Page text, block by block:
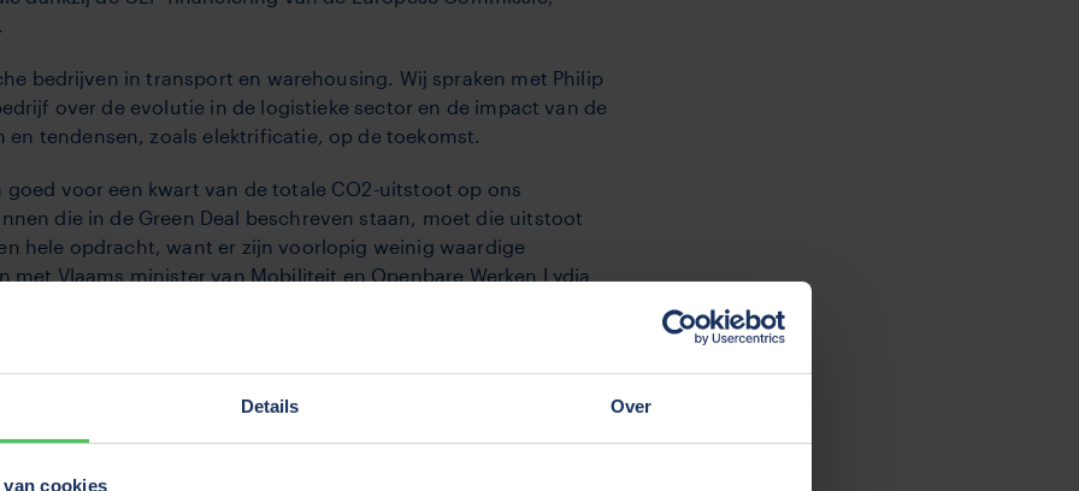
Details Over
cookies
bedrijven in transport en warehousing. Wij spraken met Philip
over de evolutie in de logistieke sector en de impact van de
tendensen, zoals elektrificatie, op de toekomst.
voor een kwart van de totale CO2-uitstoot op ons
die in de Green Deal beschreven staan, moet die uitstoot
hele opdracht, want er zijn voorlopig weinig waardige
Vlaams minister van Mobiliteit en Openbare Werken Lydia
doelstellingen wil behalen.
transportbedrijf. Toen ze 18 jaar oud was, haalde Chelsey
rijbewijs, het rijbewijs CE. Vier jaar later, in juni dit jaar, richt
Chelsey bv op. Niet veel mensen doen het haar na. Wij
de vrachtwagen.